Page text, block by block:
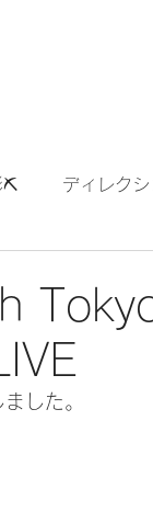
⛏ ディレクシ
した。